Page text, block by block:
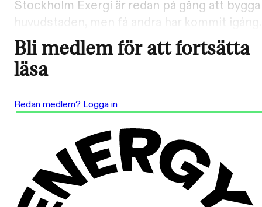
Stockholm Exergi är redan på gång att
huvudstaden, men få andra har kommit igång.
Bli medlem för att fortsätta
läsa
Redan medlem? Logga in